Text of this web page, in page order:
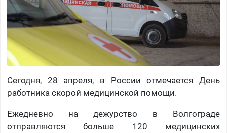
Сегодня, 28 апреля, в России отмечается День
работника скорой медицинской помощи.
Ежедневно на дежурство в Волгограде
отправляются больше 120 медицинских